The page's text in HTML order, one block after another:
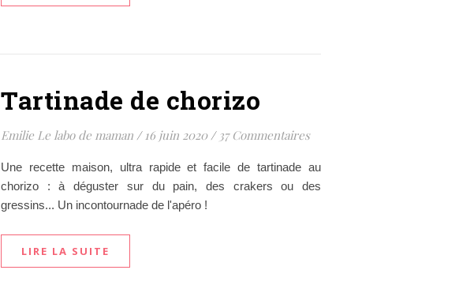
Tartinade de chorizo
Emilie Le labo de maman / 16 juin 2020 / 37 Commentaires
Une recette maison, ultra rapide et facile de tartinade au
chorizo : à déguster sur du pain, des crakers ou des
gressins... Un incontournade de l'apéro !
LIRE LA SUITE